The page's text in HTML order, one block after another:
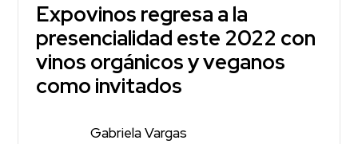
Expovinos regresa a la
presencialidad este 2022 con
vinos orgánicos y veganos
como invitados
Gabriela Vargas